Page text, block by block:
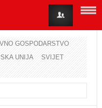
GOSPODARSTVO
UNIJA
SVIJET